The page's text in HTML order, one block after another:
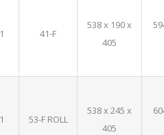
41-F
538 x 190 x
405
53-F ROLL
538 x 245 x
405